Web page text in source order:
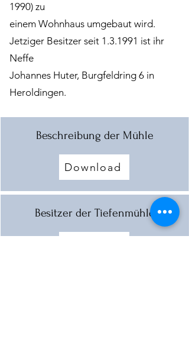
1990) zu
einem Wohnhaus umgebaut wird.
Jetziger Besitzer seit 1.3.1991 ist ihr
Neffe
Johannes Huter, Burgfeldring 6 in
Heroldingen.
Beschreibung der Mühle
Download
Besitzer der Tiefenmühle